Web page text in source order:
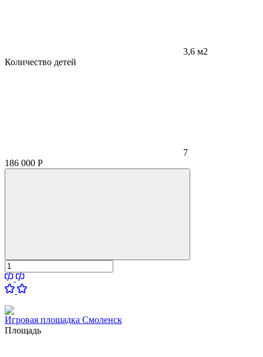
3,6 м2
Количество детей
7
186 000 Р
Игровая площадка Смоленск
Площадь